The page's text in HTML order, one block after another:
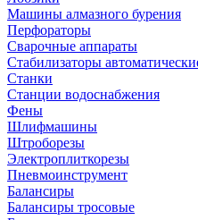
Машины алмазного бурения
Перфораторы
Сварочные аппараты
Стабилизаторы
Станки
Станции водоснабжения
Фены
Шлифмашины
Штроборезы
Электроплиткорезы
Пневмоинструмент
Балансиры
Балансиры тросовые